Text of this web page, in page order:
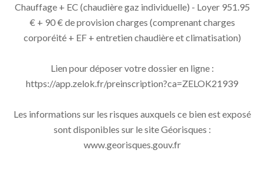
Chauffage + EC (chaudière gaz individuelle) - Loyer 951.95
€ + 90 € de provision charges (comprenant charges
corporéité + EF + entretien chaudière et climatisation)
Lien pour déposer votre dossier en ligne :
https://app.zelok.fr/preinscription?ca=ZELOK21939
Les informations sur les risques auxquels ce bien est exposé
sont disponibles sur le site Géorisques :
www.georisques.gouv.fr